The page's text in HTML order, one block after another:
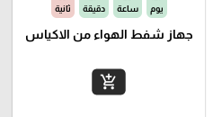
يوم
ساعة
دقيقة
ثانية
جهاز شفط الهواء من الاكياس
add_shopping_cart